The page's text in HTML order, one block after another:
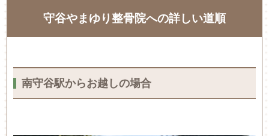
守谷やまゆり整骨院への詳しい道順
南守谷駅からお越しの場合